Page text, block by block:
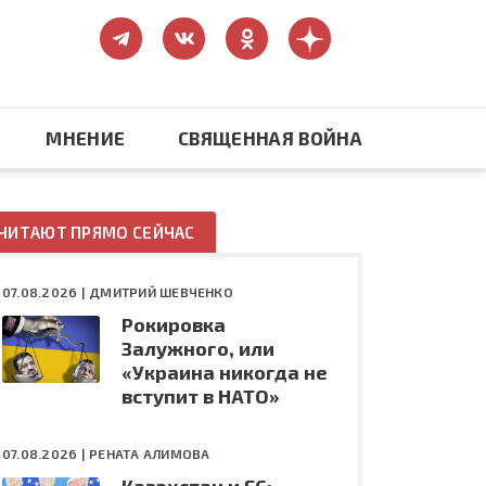
Конфликт на Украине
МНЕНИЕ СВЯЩЕННАЯ ВОЙНА
ПРЯМО СЕЙЧАС
07.08.2026 | ДМИТРИЙ ШЕВЧЕНКО
Рокировка
Залужного, или
«Украина никогда не
вступит в НАТО»
07.08.2026 | РЕНАТА АЛИМОВА